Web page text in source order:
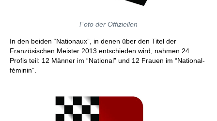
Foto der Offiziellen
In den beiden “Nationaux”, in denen über den Titel der
Französischen Meister 2013 entschieden wird, nahmen 24
Profis teil: 12 Männer im “National” und 12 Frauen im “National-
féminin”.